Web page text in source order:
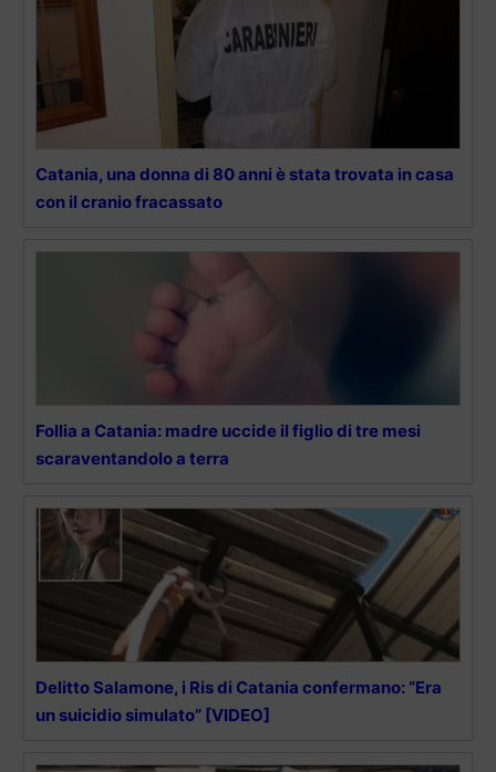
Catania, una donna di 80 anni è stata trovata in casa
con il cranio fracassato
Follia a Catania: madre uccide il figlio di tre mesi
scaraventandolo a terra
Delitto Salamone, i Ris di Catania confermano: “Era
un suicidio simulato” [VIDEO]